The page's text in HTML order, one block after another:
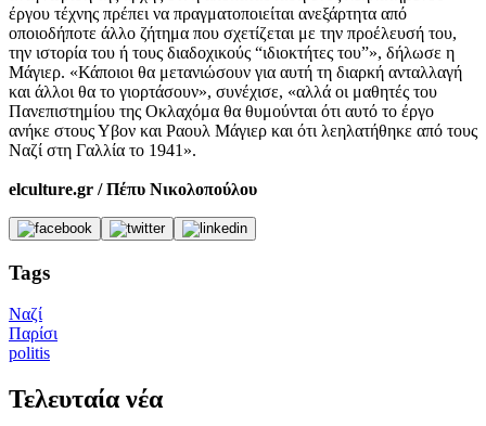
έργου τέχνης πρέπει να πραγματοποιείται ανεξάρτητα από
οποιοδήποτε άλλο ζήτημα που σχετίζεται με την προέλευσή του,
την ιστορία του ή τους διαδοχικούς “ιδιοκτήτες του”», δήλωσε η
Μάγιερ. «Κάποιοι θα μετανιώσουν για αυτή τη διαρκή ανταλλαγή
και άλλοι θα το γιορτάσουν», συνέχισε, «αλλά οι μαθητές του
Πανεπιστημίου της Οκλαχόμα θα θυμούνται ότι αυτό το έργο
ανήκε στους Υβον και Ραουλ Μάγιερ και ότι λεηλατήθηκε από τους
Ναζί στη Γαλλία το 1941».
elculture.gr / Πέπυ Νικολοπούλου
Tags
Ναζί
Παρίσι
politis
Τελευταία νέα